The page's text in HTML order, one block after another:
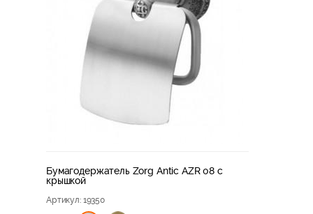
Бумагодержатель Zorg Antic AZR 08 с
крышкой
Артикул: 19350